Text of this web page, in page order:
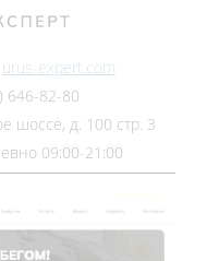
urus-expert.com
646-82-80
шоссе, д. 100 стр. 3
09:00-21:00